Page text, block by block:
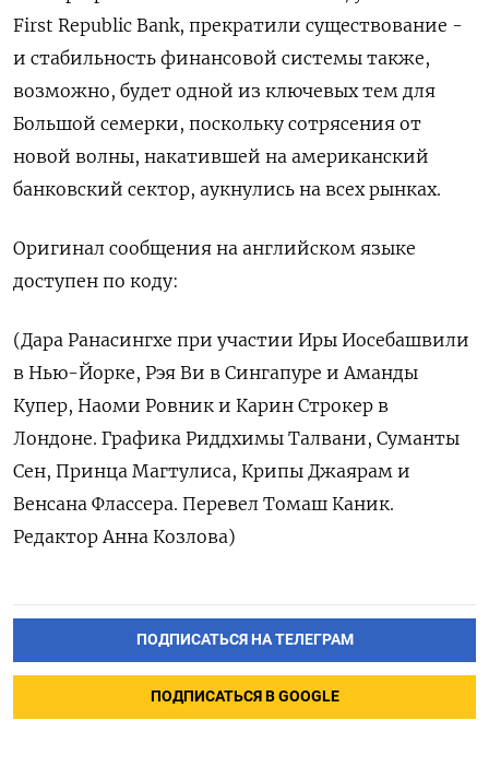
First Republic Bank, прекратили существование -
и стабильность финансовой системы также,
возможно, будет одной из ключевых тем для
Большой семерки, поскольку сотрясения от
новой волны, накатившей на американский
банковский сектор, аукнулись на всех рынках.
Оригинал сообщения на английском языке
доступен по коду:
(Дара Ранасингхе при участии Иры Иосебашвили
в Нью-Йорке, Рэя Ви в Сингапуре и Аманды
Купер, Наоми Ровник и Карин Строкер в
Лондоне. Графика Риддхимы Талвани, Суманты
Сен, Принца Магтулиса, Крипы Джаярам и
Венсана Флассера. Перевел Томаш Каник.
Редактор Анна Козлова)
ПОДПИСАТЬСЯ НА ТЕЛЕГРАМ
ПОДПИСАТЬСЯ В GOOGLE